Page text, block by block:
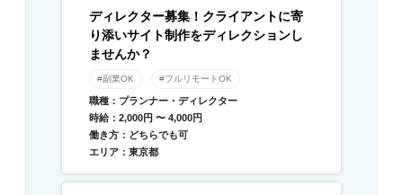
ディレクター募集！クライアントに寄
り添いサイト制作をディレクションし
ませんか？
#副業OK #フルリモートOK
職種：プランナー・ディレクター
時給：2,000円 〜 4,000円
働き方：どちらでも可
エリア：東京都